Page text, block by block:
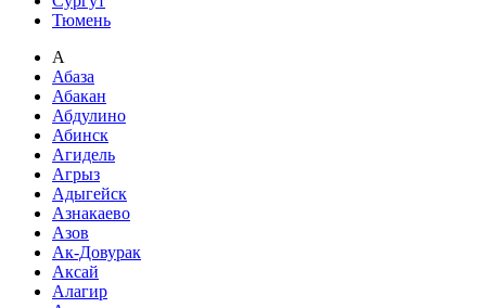
Тюмень
А
Абаза
Абакан
Абдулино
Абинск
Агидель
Агрыз
Адыгейск
Азнакаево
Азов
Ак-Довурак
Аксай
Алагир